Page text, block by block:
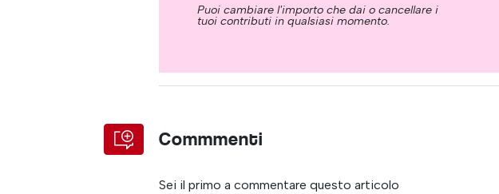
Puoi cambiare l'importo che dai o cancellare i
tuoi contributi in qualsiasi momento.
Commmenti
Sei il primo a commentare questo articolo